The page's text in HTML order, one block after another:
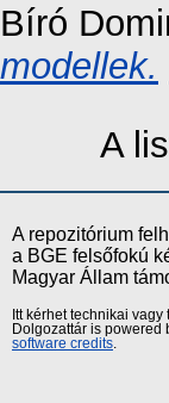
Bíró
modellek.
A
A repozitórium
a BGE felsőfokú
Magyar Állam
Itt kérhet technikai
Dolgozattár is powered
software credits